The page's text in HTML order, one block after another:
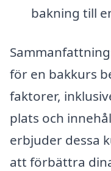
bakning till
för en bakkurs
faktorer,
plats och
erbjuder dessa
att förbättra